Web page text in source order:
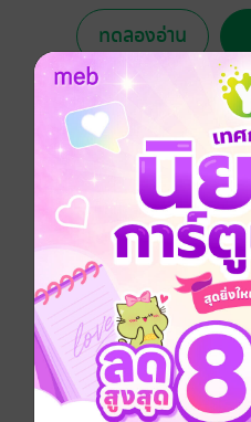
ทดลองอ่าน
อยากได้ ซื้อเป็นของขวัญ
เหมาะสำหรับนักศึกษาสายอ
ปลอดภัยที่จบใหม่ หรือที่กำลั
เหมาะสำหรับ จป.วิชาชีพ จ
เข้าสู่สายก่อสร้าง และเหมา
จัดการในสายงานก่อสร้าง